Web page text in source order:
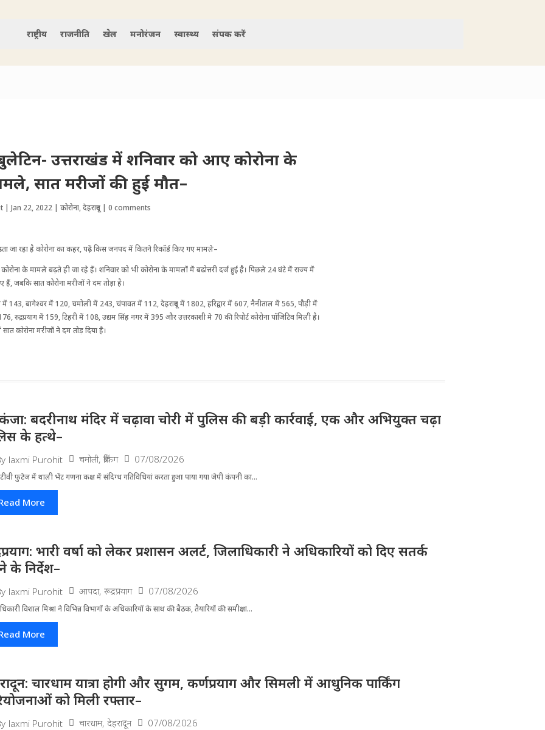
राष्ट्रीय राजनीति खेल मनोरंजन स्वास्थ्य संपर्क करें
उत्तराखंड में शनिवार को आए कोरोना के
सात मरीजों की हुई मौत–
|Jan 22, 2022 |कोरोना,देहरादून |0 comments
जा रहा है कोरोना का कहर, पढ़ें किस जनपद में कितने रिकॉर्ड किए गए मामले–
कोरोना के मामले बढ़ते ही जा रहे हैं। शनिवार को भी कोरोना के मामलों में बढोत्तरी दर्ज हुई है। पिछले 24 घंटे में राज्य में
हैं, जबकि सात कोरोना मरीजों ने दम तोड़ा है।
में 143, बागेश्वर में 120, चमोली में 243, चंपावत में 112, देहरादून में 1802, हरिद्वार में 607, नैनीताल में 565, पौड़ी में
रुद्रप्रयाग में 159, टिहरी में 108, उद्यम सिंह नगर में 395 और उत्तरकाशी मे 70 की रिपोर्ट कोरोना पॉजिटिव मिली है।
सात कोरोना मरीजों ने दम तोड़ दिया है।
बदरीनाथ मंदिर में चढ़ावा चोरी में पुलिस की बड़ी कार्रवाई, एक और अभियुक्त चढ़ा
के हत्थे–
laxmi Purohit चमोली, ब्रेकिंग 07/08/2026
फुटेज में थाली भेंट गणना कक्ष में संदिग्ध गतिविधियां करता हुआ पाया गया जेपी कंपनी का...
More
भारी वर्षा को लेकर प्रशासन अलर्ट, जिलाधिकारी ने अधिकारियों को दिए सतर्क
के निर्देश–
laxmi Purohit आपदा, रूद्रप्रयाग 07/08/2026
विशाल मिश्रा ने वि​भिन्न विभागों के अ​धिकारियों के साथ की बैठक, तैयारियों की समीक्षा...
More
चारधाम यात्रा होगी और सुगम, कर्णप्रयाग और सिमली में आधुनिक पार्किंग
को मिली रफ्तार–
laxmi Purohit चारधाम, देहरादून 07/08/2026